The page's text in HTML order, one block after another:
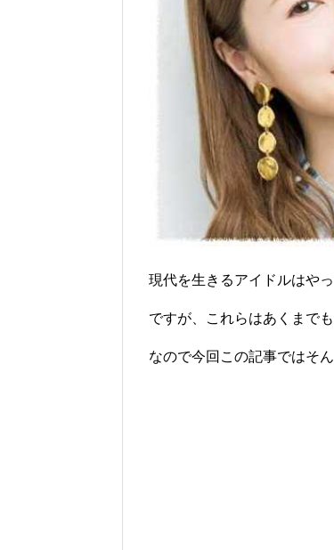
現代を生きるアイドルはや
ですが、これらはあくまで
なので今回この記事ではそ